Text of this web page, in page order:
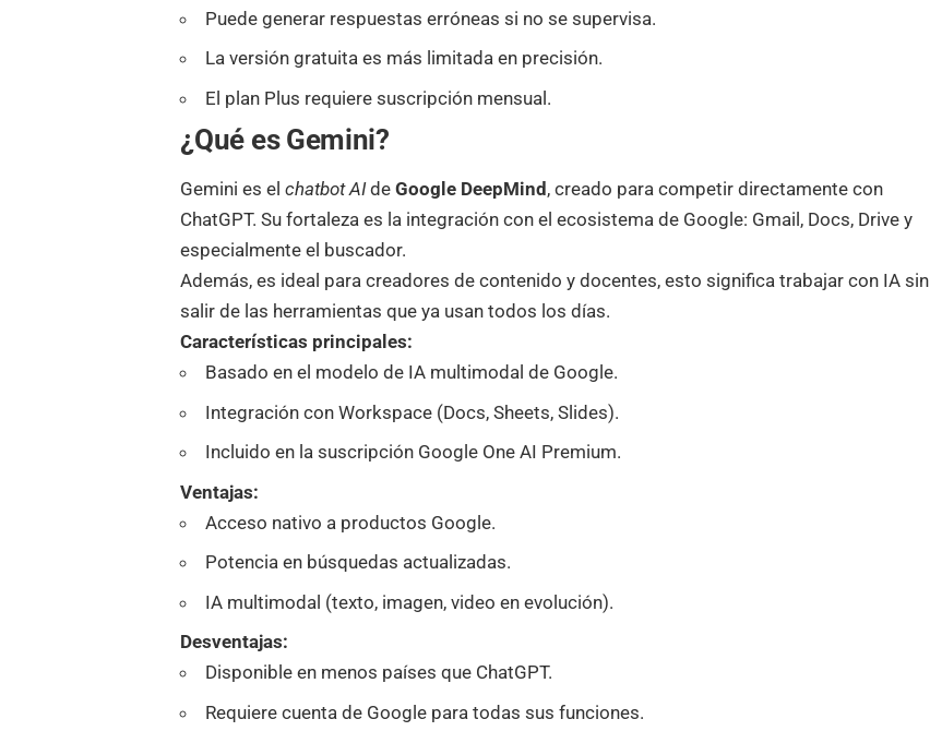
Puede generar respuestas erróneas si no se supervisa.
La versión gratuita es más limitada en precisión.
El plan Plus requiere suscripción mensual.
¿Qué es Gemini?
Gemini es elchatbot AIdeGoogle DeepMind , creado para competir directamente con
ChatGPT. Su fortaleza es la integración con el ecosistema de Google: Gmail, Docs, Drive y
especialmente el buscador.
Además, es ideal para creadores de contenido y docentes, esto significa trabajar con IA sin
salir de las herramientas que ya usan todos los días.
Características principales:
Basado en el modelo de IA multimodal de Google.
Integración con Workspace (Docs, Sheets, Slides).
Incluido en la suscripción Google One AI Premium.
Ventajas:
Acceso nativo a productos Google.
Potencia en búsquedas actualizadas.
IA multimodal (texto, imagen, video en evolución).
Desventajas:
Disponible en menos países que ChatGPT.
Requiere cuenta de Google para todas sus funciones.